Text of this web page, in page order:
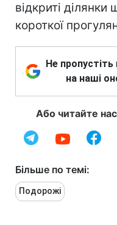
відкриті ділянки
короткої
Не
на наші
Або читайте
Більше по темі:
Подорожі